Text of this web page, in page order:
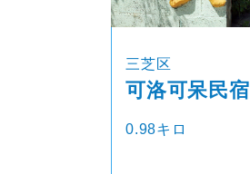
三芝区
可洛可呆民宿
0.98キロ